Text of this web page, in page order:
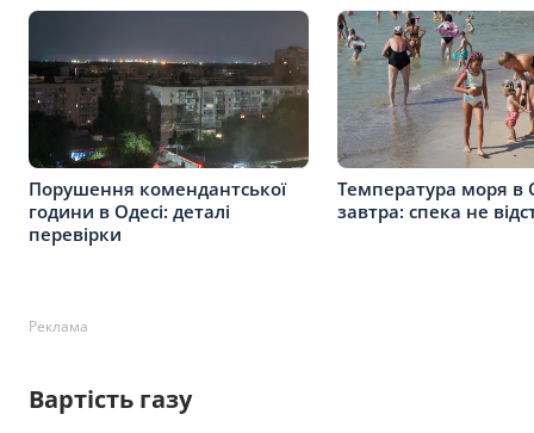
Порушення комендантської
години в Одесі: деталі
перевірки
Температура моря в
завтра: спека не
Реклама
Вартість газу